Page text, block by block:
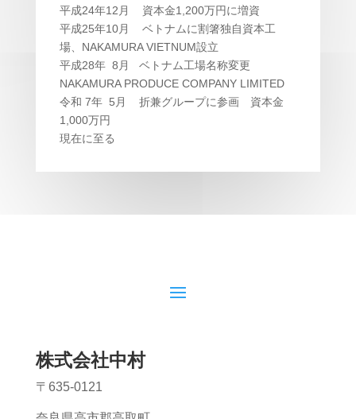
平成24年12月 資本金1,200万円に増資
平成25年10月 ベトナムに割箸独自資本工
場、NAKAMURA VIETNUM設立
平成28年 8月 ベトナム工場名称変更
NAKAMURA PRODUCE COMPANY LIMITED
令和 7年 5月 折兼グループに参画 資本金
1,000万円
現在に至る
株式会社中村
〒635-0121